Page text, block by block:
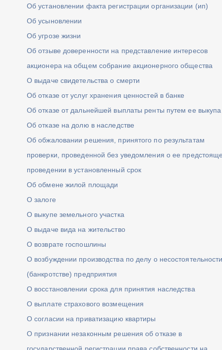
Об установлении факта регистрации организации (ип)
Об усыновлении
Об угрозе жизни
Об отзыве доверенности на представление интересов
акционера на общем собрание акционерного общества
О выдаче свидетельства о смерти
Об отказе от услуг хранения ценностей в банке
Об отказе от дальнейшей выплаты ренты путем ее выкупа
Об отказе на долю в наследстве
Об обжаловании решения, принятого по результатам
проверки, проведенной без уведомления о ее
проведении в установленный срок
Об обмене жилой площади
О залоге
О выкупе земельного участка
О выдаче вида на жительство
О возврате госпошлины
О возбуждении производства по делу о
(банкротстве) предприятия
О восстановлении срока для принятия наследства
О выплате страхового возмещения
О согласии на приватизацию квартиры
О признании незаконным решения об отказе в